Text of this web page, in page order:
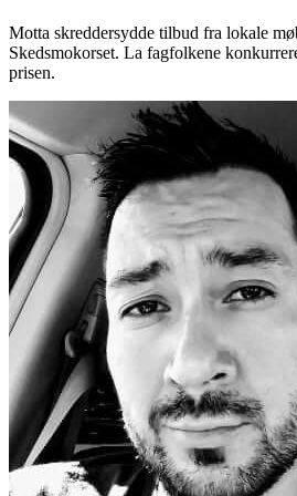
Motta skreddersydde tilbud fra lokale
Skedsmokorset. La fagfolkene
prisen.